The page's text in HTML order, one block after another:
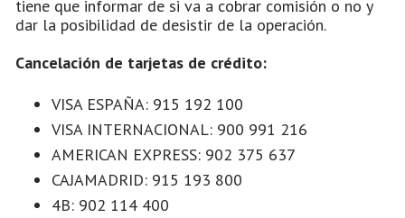
tiene que informar de si va a cobrar comisión o no y
dar la posibilidad de desistir de la operación.
Cancelación de tarjetas de crédito:
VISA ESPAÑA: 915 192 100
VISA INTERNACIONAL: 900 991 216
AMERICAN EXPRESS: 902 375 637
CAJAMADRID: 915 193 800
4B: 902 114 400